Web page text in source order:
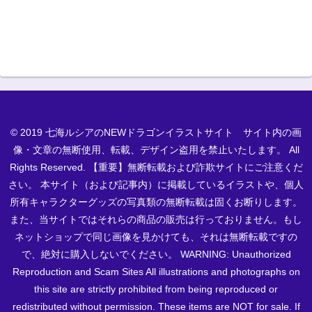
© 2019 七海ルシアのNEWドラゴンイラストサイト サイト内の画
像・文章の無断使用、転載、デザイン盗用を禁止いたします。 All
Rights Reserved. 【重要】無断転載および詐欺サイトにご注意くだ
さい。 本サイト（および記事内）に掲載しているイラストや、個人
所有キャラクターグッズの写真類の無断転載は固くお断りします。
また、当サイトではそれらの商品の販売は行っておりません。もし
ネットショップで同じ画像を見かけても、それは無断転載ですの
で、絶対に購入しないでください。 WARNING: Unauthorized
Reproduction and Scam Sites All illustrations and photographs on
this site are strictly prohibited from being reproduced or
redistributed without permission. These items are NOT for sale. If